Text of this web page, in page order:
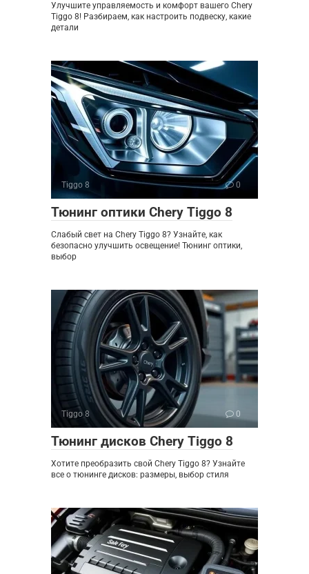
Улучшите управляемость и комфорт вашего Chery
Tiggo 8! Разбираем, как настроить подвеску, какие
детали
Tiggo 8 0
Тюнинг оптики Chery Tiggo 8
Слабый свет на Chery Tiggo 8? Узнайте, как
безопасно улучшить освещение! Тюнинг оптики,
выбор
Tiggo 8 0
Тюнинг дисков Chery Tiggo 8
Хотите преобразить свой Chery Tiggo 8? Узнайте
все о тюнинге дисков: размеры, выбор стиля